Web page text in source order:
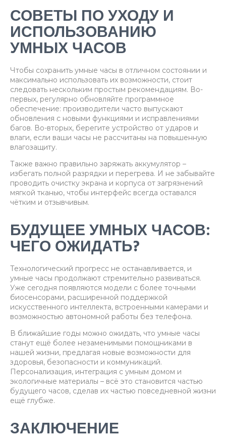
СОВЕТЫ ПО УХОДУ И
ИСПОЛЬЗОВАНИЮ
УМНЫХ ЧАСОВ
Чтобы сохранить умные часы в отличном состоянии и
максимально использовать их возможности, стоит
следовать нескольким простым рекомендациям. Во-
первых, регулярно обновляйте программное
обеспечение: производители часто выпускают
обновления с новыми функциями и исправлениями
багов. Во-вторых, берегите устройство от ударов и
влаги, если ваши часы не рассчитаны на повышенную
влагозащиту.
Также важно правильно заряжать аккумулятор –
избегать полной разрядки и перегрева. И не забывайте
проводить очистку экрана и корпуса от загрязнений
мягкой тканью, чтобы интерфейс всегда оставался
чётким и отзывчивым.
БУДУЩЕЕ УМНЫХ ЧАСОВ:
ЧЕГО ОЖИДАТЬ?
Технологический прогресс не останавливается, и
умные часы продолжают стремительно развиваться.
Уже сегодня появляются модели с более точными
биосенсорами, расширенной поддержкой
искусственного интеллекта, встроенными камерами и
возможностью автономной работы без телефона.
В ближайшие годы можно ожидать, что умные часы
станут ещё более незаменимыми помощниками в
нашей жизни, предлагая новые возможности для
здоровья, безопасности и коммуникаций.
Персонализация, интеграция с умным домом и
экологичные материалы – всё это становится частью
будущего часов, сделав их частью повседневной жизни
ещё глубже.
ЗАКЛЮЧЕНИЕ